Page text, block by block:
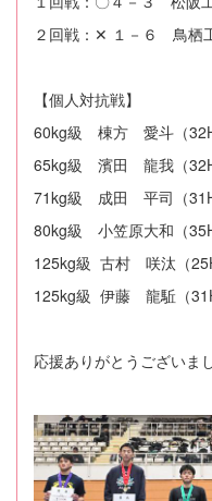
２回戦：✕ １－６ 鳥栖
【個人対抗戦】
60kg級 棟方 愛斗（
65kg級 濱田 龍我（
71kg級 成田 平司（
80kg級 小笠原大和（
125kg級 古村 咲汰（
125kg級 伊藤 龍駈（
応援ありがとうございま